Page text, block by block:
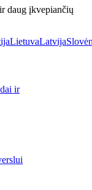
daug įkvepiančių
LietuvaLatvija
ir